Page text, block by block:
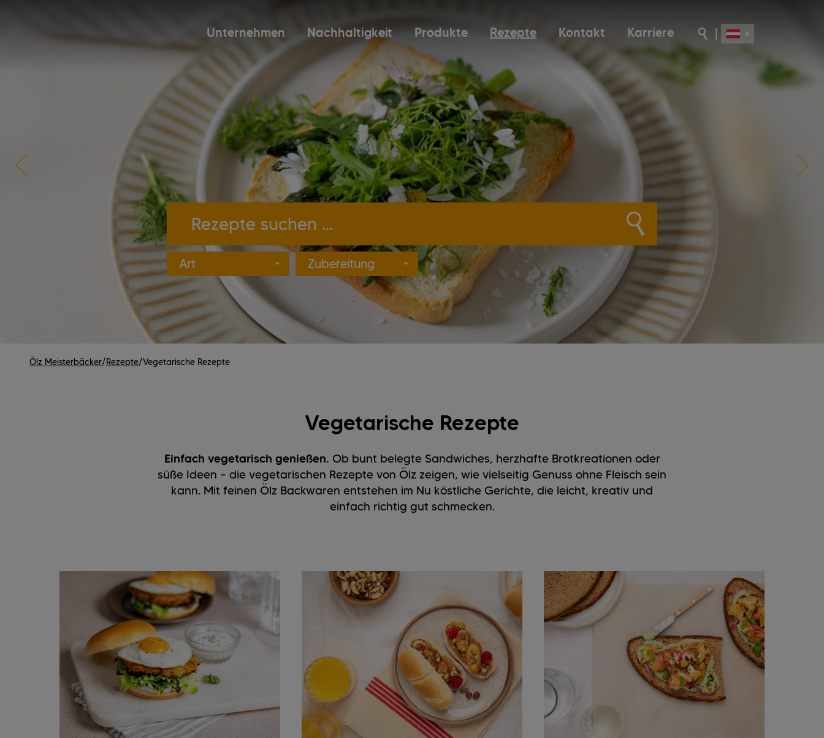
Unternehmen Nachhaltigkeit Produkte Rezepte Kontakt Karriere
Art Zubereitung
Ölz Meisterbäcker/Rezepte/Vegetarische Rezepte
Vegetarische Rezepte
Einfach vegetarisch genießen. Ob bunt belegte Sandwiches, herzhafte Brotkreationen oder
süße Ideen – die vegetarischen Rezepte von Ölz zeigen, wie vielseitig Genuss ohne Fleisch sein
kann. Mit feinen Ölz Backwaren entstehen im Nu köstliche Gerichte, die leicht, kreativ und
einfach richtig gut schmecken.